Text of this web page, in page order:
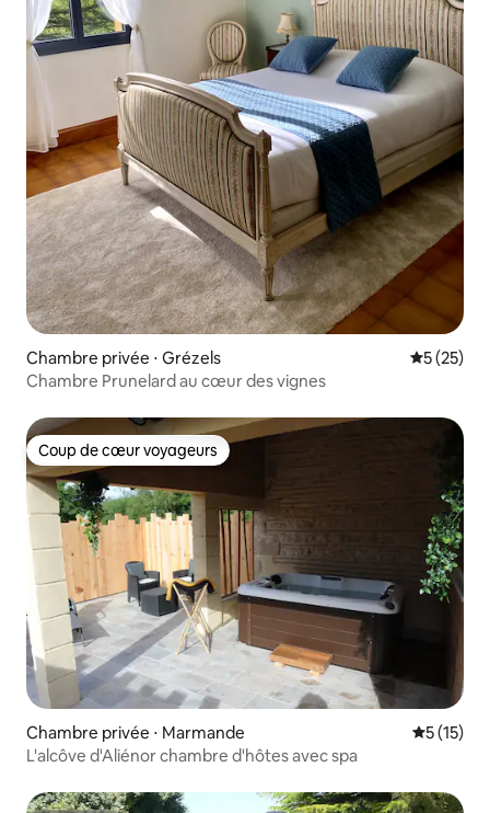
Chambre privée ⋅ Grézels
5 (25)
Chambre Prunelard au cœur des vignes
Coup de cœur voyageurs
Coup de cœur voyageurs
Chambre privée ⋅ Marmande
5 (15)
L'alcôve d'Aliénor chambre d'hôtes avec spa